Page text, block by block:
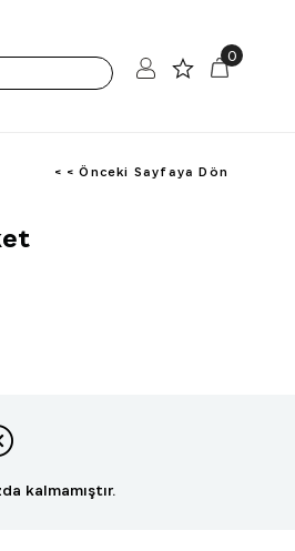
0
< < Önceki Sayfaya Dön
kalmamıştır.